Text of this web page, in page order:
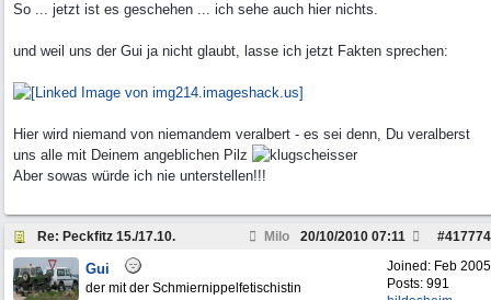
So ... jetzt ist es geschehen ... ich sehe auch hier nichts.
und weil uns der Gui ja nicht glaubt, lasse ich jetzt Fakten sprechen:
Hier wird niemand von niemandem veralbert - es sei denn, Du veralberst
uns alle mit Deinem angeblichen Pilz
Aber sowas würde ich nie unterstellen!!!
Re: Peckfitz 15./17.10. Milo #417774
20/10/2010 07:11
Joined: Feb 2005
Posts: 991
Gui
der mit der Schmiernippelfetischistin